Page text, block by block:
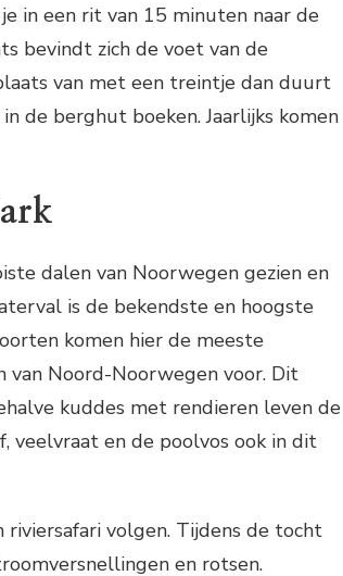
in een rit van 15 minuten naar de
bevindt zich de voet van de
van met een treintje dan duurt
de berghut boeken. Jaarlijks komen
dalen van Noorwegen gezien en
is de bekendste en hoogste
komen hier de meeste
van Noord-Noorwegen voor. Dit
kuddes met rendieren leven de
veelvraat en de poolvos ook in dit
volgen. Tijdens de tocht
en rotsen.